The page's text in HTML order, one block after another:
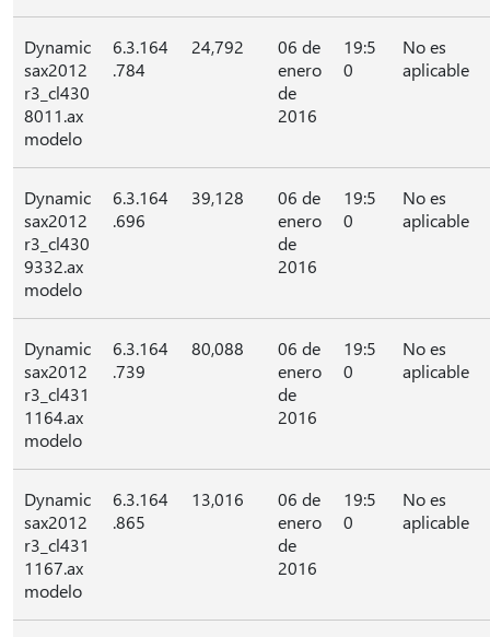
Dynamic
sax2012
r3_cl430
8011.ax
modelo
6.3.164
.784
24,792
06 de
enero
de
2016
19:5
0
No es
aplicable
Dynamic
sax2012
r3_cl430
9332.ax
modelo
6.3.164
.696
39,128
06 de
enero
de
2016
19:5
0
No es
aplicable
Dynamic
sax2012
r3_cl431
1164.ax
modelo
6.3.164
.739
80,088
06 de
enero
de
2016
19:5
0
No es
aplicable
Dynamic
sax2012
r3_cl431
1167.ax
modelo
6.3.164
.865
13,016
06 de
enero
de
2016
19:5
0
No es
aplicable